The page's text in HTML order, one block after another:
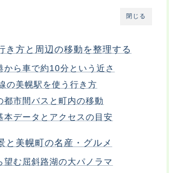
閉じる
き方と周辺の移動を整理する
から車で約10分という近さ
の美幌駅を使う行き方
都市間バスと町内の移動
本データとアクセスの目安
と美幌町の名産・グルメ
望む屈斜路湖の大パノラマ